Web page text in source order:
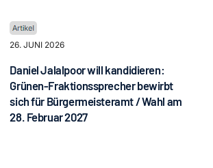
26. JUNI 2026
Daniel Jalalpoor will kandidieren:
Grünen-Fraktionssprecher bewirbt
sich für Bürgermeisteramt / Wahl am
28. Februar 2027